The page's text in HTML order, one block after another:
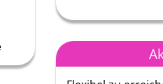
Mega wie du das immer
du dann auf einen